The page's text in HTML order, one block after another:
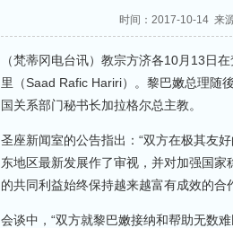
时间：2017-10-14 来
（梵蒂冈电台讯）教宗方济各10月13日
里（Saad Rafic Hariri）。黎巴嫩总理随
国关系部门秘书长加拉格尔总主教。
圣座新闻室的公告指出：“双方在极其友
东地区最新发展作了审视，并对加强国
的共同利益始终保持越来越富有成效的合
会谈中，“双方就黎巴嫩接纳和帮助无数